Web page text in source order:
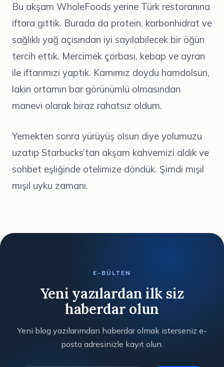
Bu akşam WholeFoods yerine Türk restoranına
iftara gittik. Burada da protein, karbonhidrat ve
sağlıklı yağ açısından iyi sayılabilecek bir öğün
tercih ettik. Mercimek çorbası, kebap ve ayran
ile iftarımızı yaptık. Karnımız doydu hamdolsun,
lakin ortamın bar görünümlü olmasından
manevi olarak biraz rahatsız oldum.
Yemekten sonra yürüyüş olsun diye yolumuzu
uzatıp Starbucks’tan akşam kahvemizi aldık ve
sohbet eşliğinde otelimize döndük. Şimdi mışıl
mışıl uyku zamanı.
E-BÜLTEN
Yeni yazılardan ilk siz
haberdar olun
Yeni blog yazılarımdan haberdar olmak isterseniz e-
posta adresinizle kayıt olun.